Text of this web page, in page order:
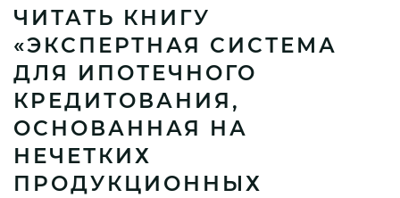
ЧИТАТЬ КНИГУ
«ЭКСПЕРТНАЯ СИСТЕМА
ДЛЯ ИПОТЕЧНОГО
КРЕДИТОВАНИЯ,
ОСНОВАННАЯ НА
НЕЧЕТКИХ
ПРОДУКЦИОННЫХ